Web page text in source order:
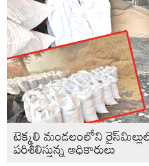
టెక్కలి మండలంలోని
పరిశీలిస్తున్న అధికారులు